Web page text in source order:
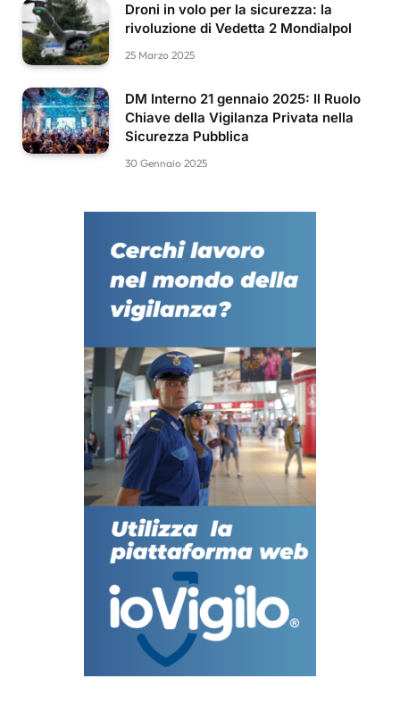
Droni in volo per la sicurezza: la
rivoluzione di Vedetta 2 Mondialpol
25 Marzo 2025
DM Interno 21 gennaio 2025: Il Ruolo
Chiave della Vigilanza Privata nella
Sicurezza Pubblica
30 Gennaio 2025